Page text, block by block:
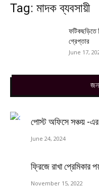
Tag: মাদক ব্যবসায়ী
ফটিকছড়িতে
গ্রেপ্তার
June 17,
পোস্ট অফিসে সঞ্চয় -এর
June 24, 2024
ফ্রিজে রাখা প্রেমিকার
November 15, 2022